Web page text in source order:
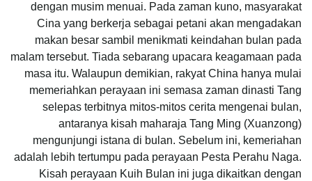
dengan musim menuai. Pada zaman kuno, masyarakat
Cina yang berkerja sebagai petani akan mengadakan
makan besar sambil menikmati keindahan bulan pada
malam tersebut. Tiada sebarang upacara keagamaan pada
masa itu. Walaupun demikian, rakyat China hanya mulai
memeriahkan perayaan ini semasa zaman dinasti Tang
selepas terbitnya mitos-mitos cerita mengenai bulan,
antaranya kisah maharaja Tang Ming (Xuanzong)
mengunjungi istana di bulan. Sebelum ini, kemeriahan
adalah lebih tertumpu pada perayaan Pesta Perahu Naga.
Kisah perayaan Kuih Bulan ini juga dikaitkan dengan